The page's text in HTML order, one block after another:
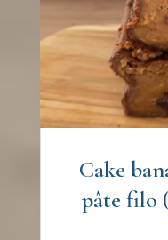
Cake
pâte filo